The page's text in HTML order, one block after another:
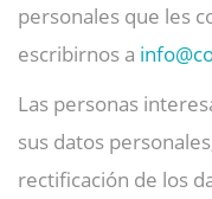
personales que les
escribirnos a info@
Las personas
sus datos
rectificación de los